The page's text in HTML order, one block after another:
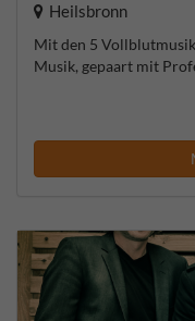
Heilsbronn
Mit den 5
Musik, gepaart mit